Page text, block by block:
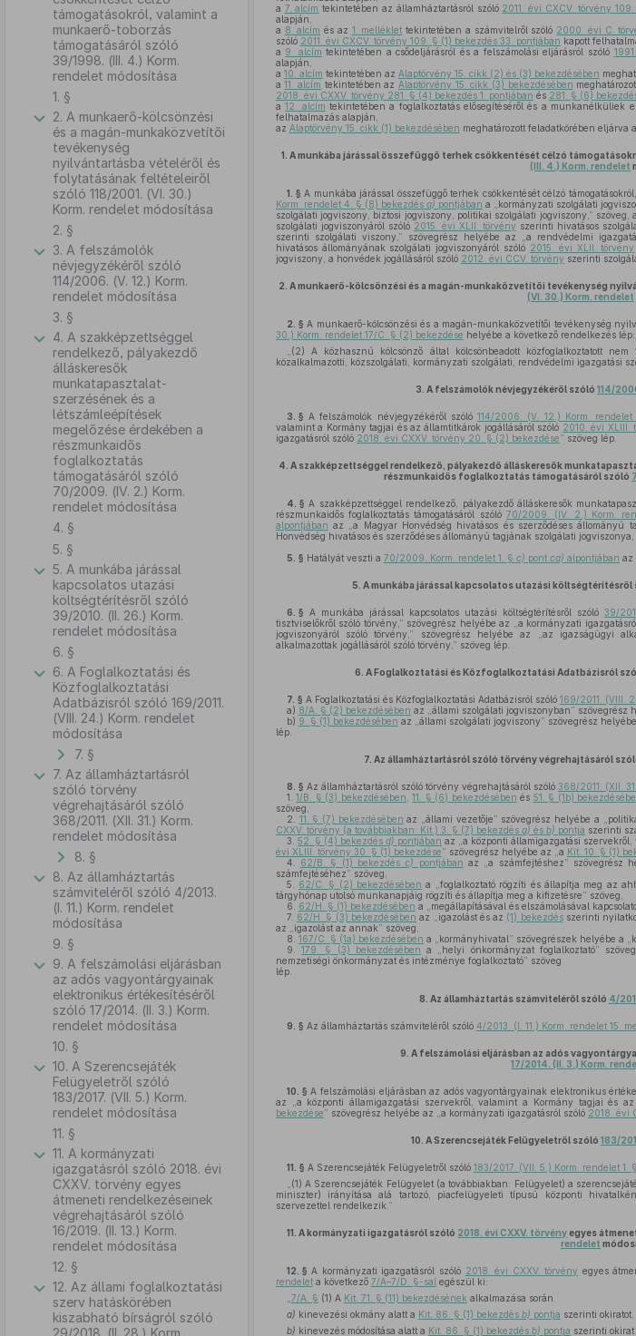
támogatásokról, valamint a
munkaerő-toborzás
támogatásáról szóló
39/1998. (III. 4.) Korm.
rendelet módosítása
1. §
2. A munkaerő-kölcsönzési
és a magán-munkaközvetítői
tevékenység
nyilvántartásba vételéről és
folytatásának feltételeiről
szóló 118/2001. (VI. 30.)
Korm. rendelet módosítása
2. §
3. A felszámolók
névjegyzékéről szóló
114/2006. (V. 12.) Korm.
rendelet módosítása
3. §
4. A szakképzettséggel
rendelkező, pályakezdő
álláskeresők
munkatapasztalat-
szerzésének és a
létszámleépítések
megelőzése érdekében a
részmunkaidős
foglalkoztatás
támogatásáról szóló
70/2009. (IV. 2.) Korm.
rendelet módosítása
4. §
5. §
5. A munkába járással
kapcsolatos utazási
költségtérítésről szóló
39/2010. (II. 26.) Korm.
rendelet módosítása
6. §
6. A Foglalkoztatási és
Közfoglalkoztatási
Adatbázisról szóló 169/2011.
(VIII. 24.) Korm. rendelet
módosítása
7. §
7. Az államháztartásról
szóló törvény
végrehajtásáról szóló
368/2011. (XII. 31.) Korm.
rendelet módosítása
8. §
8. Az államháztartás
számviteléről szóló 4/2013.
(I. 11.) Korm. rendelet
módosítása
9. §
9. A felszámolási eljárásban
az adós vagyontárgyainak
elektronikus értékesítéséről
szóló 17/2014. (II. 3.) Korm.
rendelet módosítása
10. §
10. A Szerencsejáték
Felügyeletről szóló
183/2017. (VII. 5.) Korm.
rendelet módosítása
11. §
11. A kormányzati
igazgatásról szóló 2018. évi
CXXV. törvény egyes
átmeneti rendelkezéseinek
végrehajtásáról szóló
16/2019. (II. 13.) Korm.
rendelet módosítása
12. §
12. Az állami foglalkoztatási
szerv hatáskörében
kiszabható bírságról szóló
29/2018. (II. 28.) Korm.
a 7. alcím tekintetében az államháztartásról szóló 2011. évi CXCV. törvény
alapján,
a 8. alcím és az 1. melléklet tekintetében a számvitelről szóló 2000. évi C.
szóló 2011. évi CXCV. törvény 109. § (1) bekezdés 33. pontjában kapott
a 9. alcím tekintetében a csődeljárásról és a felszámolási eljárásról szóló
alapján,
a 10. alcím tekintetében az Alaptörvény 15. cikk (2) és (3) bekezdésében
a11. alcím tekintetében az Alaptörvény 15. cikk (3) bekezdésében
2018. évi CXXV. törvény 281. § (4) bekezdés 1. pontjában és 281. § (6)
a12. alcím tekintetében a foglalkoztatás elősegítéséről és a munkanélküliek
felhatalmazás alapján,
az Alaptörvény 15. cikk (1) bekezdésében meghatározott feladatkörében eljárva
1. A munkába járással összefüggő terhek csökkentését célzó
(III. 4.) Korm. rendelet
1. § A munkába járással összefüggő terhek csökkentését célzó
Korm. rendelet 4. § (8) bekezdés a) pontjában a „kormányzati szolgálati
szolgálati jogviszony, biztosi jogviszony, politikai szolgálati jogviszony,”
szolgálati jogviszonyáról szóló 2015. évi XLII. törvény szerinti hivatásos
szerinti szolgálati viszony,” szövegrész helyébe az „a rendvédelmi
hivatásos állományának szolgálati jogviszonyáról szóló 2015. évi XLII. törvény
jogviszony, a honvédek jogállásáról szóló 2012. évi CCV. törvény szerinti
2. A munkaerő-kölcsönzési és a magán-munkaközvetítői tevékenység
(VI. 30.) Korm. rendelet
2. § A munkaerő-kölcsönzési és a magán-munkaközvetítői tevékenység
30.) Korm. rendelet 17/C. § (2) bekezdése helyébe a következő rendelkezés lép:
„(2) A közhasznú kölcsönző által kölcsönbeadott közfoglalkoztatott
közalkalmazotti, közszolgálati, kormányzati szolgálati, rendvédelmi igazgatási
3. A felszámolók névjegyzékéről szóló 114/
3. § A felszámolók névjegyzékéről szóló114/2006. (V. 12.) Korm.
valamint a Kormány tagjai és az államtitkárok jogállásáról szóló 2010. évi XLIII.
igazgatásról szóló 2018. évi CXXV. törvény 20. § (2) bekezdése” szöveg lép.
4. A szakképzettséggel rendelkező, pályakezdő álláskeresők
részmunkaidős foglalkoztatás támogatásáról szóló
4. § A szakképzettséggel rendelkező, pályakezdő álláskeresők
részmunkaidős foglalkoztatás támogatásáról szóló 70/2009. (IV. 2.) Korm.
alpontjában az „a Magyar Honvédség hivatásos és szerződéses állományú
Honvédség hivatásos és szerződéses állományú tagjának szolgálati
5. § Hatályát veszti a 70/2009. Korm. rendelet 1. § c) pont ca) alpontjában az
5. A munkába járással kapcsolatos utazási költségtérítésről
6. § A munkába járással kapcsolatos utazási költségtérítésről szóló 39/
tisztviselőkről szóló törvény,” szövegrész helyébe az „a kormányzati
jogviszonyáról szóló törvény,” szövegrész helyébe az „az igazságügyi
alkalmazottak jogállásáról szóló törvény,” szöveg lép.
6. A Foglalkoztatási és Közfoglalkoztatási Adatbázisról
7. § A Foglalkoztatási és Közfoglalkoztatási Adatbázisról szóló 169/2011. (VIII.
a) 8/A. § (2) bekezdésében az „állami szolgálati jogviszonyban” szövegrész
b) 9. § (1) bekezdésében az „állami szolgálati jogviszony” szövegrész
lép.
7. Az államháztartásról szóló törvény végrehajtásáról
8. § Az államháztartásról szóló törvény végrehajtásáról szóló 368/2011. (XII.
1.
1/B. § (3) bekezdésében ,11. § (6) bekezdésében és 51. § (1b)
szöveg,
2.
11. § (7) bekezdésében az „állami vezetője” szövegrész helyébe a
CXXV. törvény (a továbbiakban: Kit.) 3. § (7) bekezdés a) és b) pontja szerinti
3. 52. § (4) bekezdés d) pontjában az „a központi államigazgatási
évi XLIII. törvény 30. § (1) bekezdése” szövegrész helyébe az „a Kit. 10. § (1)
4.
62/B. § (1) bekezdésc) pontjában az „a számfejtéshez” szövegrész
számfejtéséhez” szöveg,
5.
62/C. § (2) bekezdésében a „foglalkoztató rögzíti és állapítja meg az
tárgyhónap utolsó munkanapjáig rögzíti és állapítja meg a kifizetésre” szöveg,
6.
62/H. § (1) bekezdésében a „megállapításával és elszámolásával
7. 62/H. § (3) bekezdésében az „igazolást és az (1) bekezdésszerinti
az „igazolást az annak” szöveg,
8. 167/C. § (1a) bekezdésében a „kormányhivatal” szövegrészek helyébe a
9.
179. § (3) bekezdésében a „helyi önkormányzat foglalkoztató”
nemzetiségi önkormányzat és intézménye foglalkoztató” szöveg
lép.
8. Az államháztartás számviteléről szóló 4/
9. § Az államháztartás számviteléről szóló 4/2013. (I. 11.) Korm. rendelet 15.
9. A felszámolási eljárásban az adós
17/2014. (II. 3.) Korm.
10. § A felszámolási eljárásban az adós vagyontárgyainak elektronikus
az „a központi államigazgatási szervekről, valamint a Kormány tagjai és az
bekezdése” szövegrész helyébe az „a kormányzati igazgatásról szóló 2018. évi
10. A Szerencsejáték Felügyeletről szóló 183/
11. § A Szerencsejáték Felügyeletről szóló 183/2017. (VII. 5.) Korm. rendelet 1.
„(1) A Szerencsejáték Felügyelet (a továbbiakban: Felügyelet) a
miniszter) irányítása alá tartozó, piacfelügyeleti típusú központi
szervezettel rendelkezik.”
11. A kormányzati igazgatásról szóló 2018. évi CXXV. törvényegyes
rendelet
12. § A kormányzati igazgatásról szóló 2018. évi CXXV. törvény egyes
rendeleta következő 7/A–7/D. §-sal egészül ki:
7/A. § (1) A Kit. 71. § (11) bekezdésének alkalmazása során
a) kinevezési okmány alatt a Kit. 86. § (1) bekezdés b) pontja szerinti okiratot,
b) kinevezés módosítása alatt a Kit. 86. § (1) bekezdés b) pontja szerinti okirat